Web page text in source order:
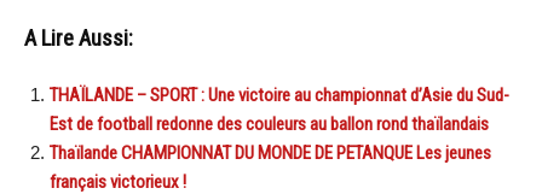
A Lire Aussi:
THAÏLANDE – SPORT : Une victoire au championnat d’Asie du Sud-
Est de football redonne des couleurs au ballon rond thaïlandais
Thaïlande CHAMPIONNAT DU MONDE DE PETANQUE Les jeunes
français victorieux !